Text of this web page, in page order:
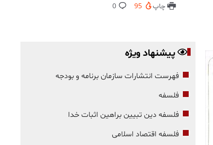
چاپ 95
0
پیشنهاد ویژه
فهرست انتشارات سازمان برنامه و بودجه
فلسفه
فلسفه دین تبیین براهین اثبات خدا
فلسفه اقتصاد اسلامی